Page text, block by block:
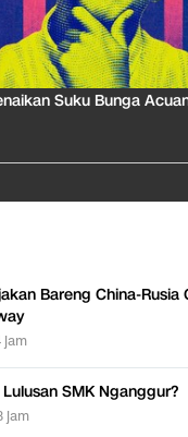
Suku Bunga
Bareng China-Rusia
jam
SMK Nganggur?
jam